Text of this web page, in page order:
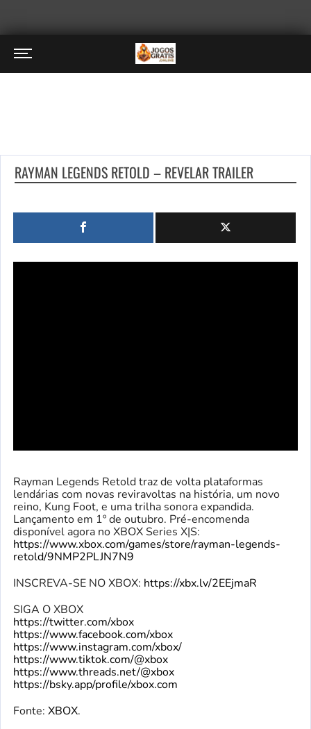
RAYMAN LEGENDS RETOLD – REVELAR TRAILER
Rayman Legends Retold traz de volta plataformas
lendárias com novas reviravoltas na história, um novo
reino, Kung Foot, e uma trilha sonora expandida.
Lançamento em 1º de outubro. Pré-encomenda
disponível agora no XBOX Series X|S:
https://www.xbox.com/games/store/rayman-legends-
retold/9NMP2PLJN7N9
INSCREVA-SE NO XBOX: https://xbx.lv/2EEjmaR
SIGA O XBOX
https://twitter.com/xbox
https://www.facebook.com/xbox
https://www.instagram.com/xbox/
https://www.tiktok.com/@xbox
https://www.threads.net/@xbox
https://bsky.app/profile/xbox.com
Fonte: XBOX.